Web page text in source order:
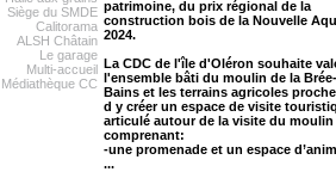
Siège du SMDE
Calitorama
ALSH Châtain
Le garage
Multi-accueil
Médiathèque CC
patrimoine, du prix régional de la
construction bois de la Nouvelle
2024.
La CDC de l'île d'Oléron souhaite
l'ensemble bâti du moulin de la
Bains et les terrains agricoles
d y créer un espace de visite
articulé autour de la visite du moulin
comprenant:
-une promenade et un espace
...